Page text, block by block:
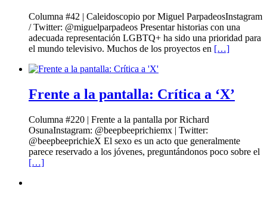
Columna #42 | Caleidoscopio por Miguel ParpadeosInstagram
/ Twitter: @miguelparpadeos Presentar historias con una
adecuada representación LGBTQ+ ha sido una prioridad para
el mundo televisivo. Muchos de los proyectos en […]
Frente a la pantalla: Crítica a ‘X’
Columna #220 | Frente a la pantalla por Richard
OsunaInstagram: @beepbeeprichiemx | Twitter:
@beepbeeprichieX El sexo es un acto que generalmente
parece reservado a los jóvenes, preguntándonos poco sobre el
[…]